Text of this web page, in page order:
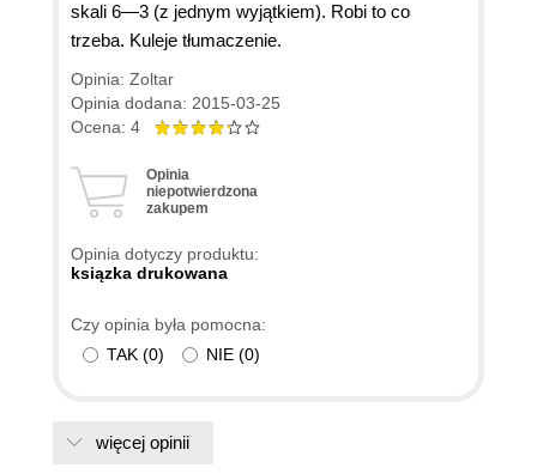
skali 6—3 (z jednym wyjątkiem). Robi to co
trzeba. Kuleje tłumaczenie.
Opinia: Zoltar
Opinia dodana: 2015-03-25
Ocena: 4
Opinia
niepotwierdzona
zakupem
Opinia dotyczy produktu:
ksiązka drukowana
Czy opinia była pomocna:
TAK (0) NIE (0)
więcej opinii